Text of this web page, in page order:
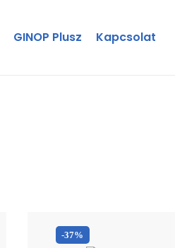
GINOP Plusz Kapcsolat
-37%